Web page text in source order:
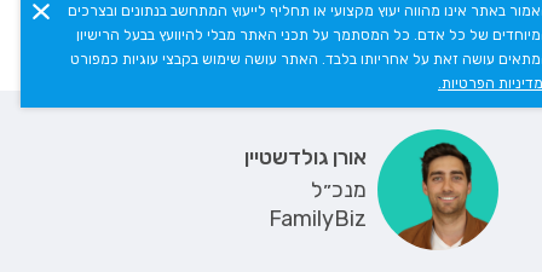
באתר אינו מהווה יעוץ מקצועי או תחליף לייעוץ המתחשב בנתונים ובצרכים
של כל אדם. כל המסתמך על תכני האתר מבלי להיוועץ בבעל הרישיון
עושה זאת על אחריותו בלבד. האתר עושה שימוש בקבצי עוגיות כמפורט
מדיניות הפרטיות.
משתתפים תמלול
אורן גולדשטיין
מנכ״ל
FamilyBiz